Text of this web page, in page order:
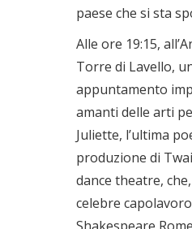
paese che si sta
Alle ore 19:15,
Torre di Lavello,
appuntamento
amanti delle arti
Juliette, l’ultima
produzione di
dance theatre,
celebre